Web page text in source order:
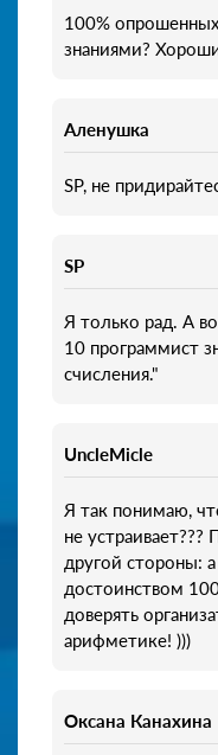
100%
знаниями?
Аленушка
SP, не
SP
Я только рад. А
10 программист
счисления."
UncleMicle
Я так понимаю,
не
другой стороны:
достоинством
доверять
арифметике! )))
Оксана Канахина